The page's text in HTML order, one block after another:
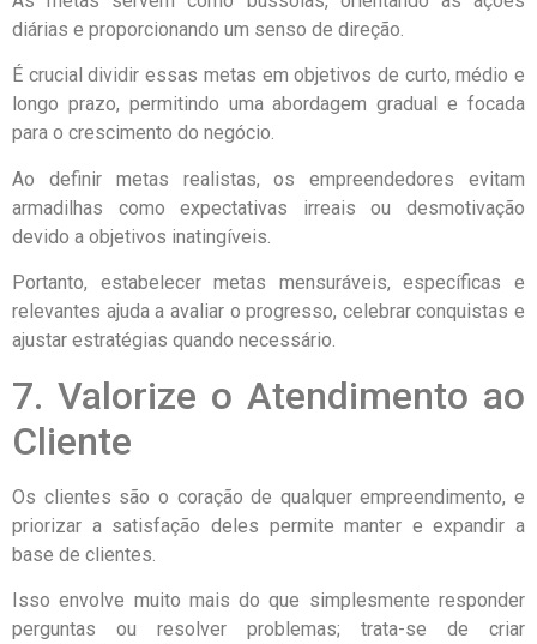
diárias e proporcionando um senso de direção.
É crucial dividir essas metas em objetivos de curto, médio e
longo prazo, permitindo uma abordagem gradual e focada
para o crescimento do negócio.
Ao definir metas realistas, os empreendedores evitam
armadilhas como expectativas irreais ou desmotivação
devido a objetivos inatingíveis.
Portanto, estabelecer metas mensuráveis, específicas e
relevantes ajuda a avaliar o progresso, celebrar conquistas e
ajustar estratégias quando necessário.
7. Valorize o Atendimento ao
Cliente
Os clientes são o coração de qualquer empreendimento, e
priorizar a satisfação deles permite manter e expandir a
base de clientes.
Isso envolve muito mais do que simplesmente responder
perguntas ou resolver problemas; trata-se de criar